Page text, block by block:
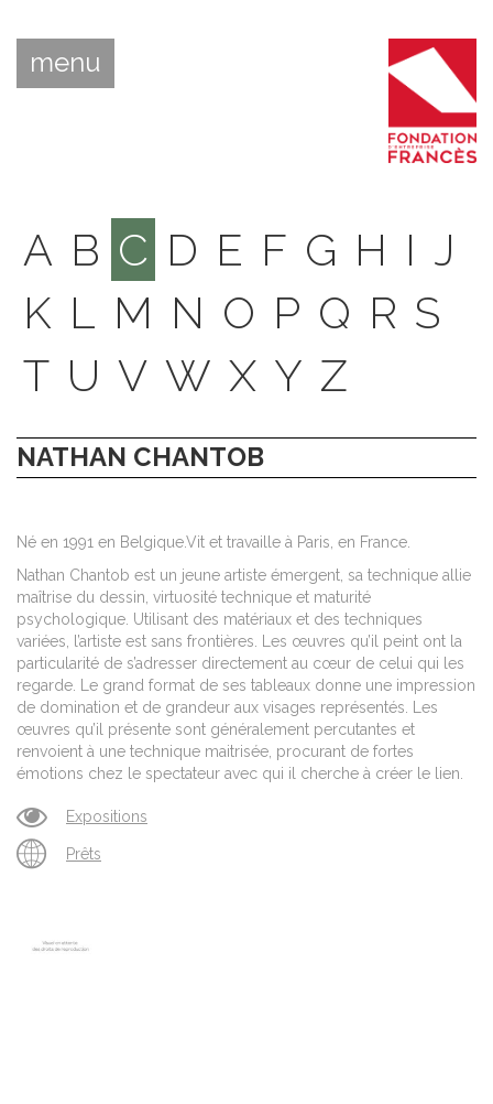
menu
A B C D E F G H I J
K L M N O P Q R S
T U V W X Y Z
NATHAN CHANTOB
Né en 1991 en Belgique.Vit et travaille à Paris, en France.
Nathan Chantob est un jeune artiste émergent, sa technique allie
maîtrise du dessin, virtuosité technique et maturité
psychologique. Utilisant des matériaux et des techniques
variées, l’artiste est sans frontières. Les œuvres qu’il peint ont la
particularité de s’adresser directement au cœur de celui qui les
regarde. Le grand format de ses tableaux donne une impression
de domination et de grandeur aux visages représentés. Les
œuvres qu’il présente sont généralement percutantes et
renvoient à une technique maitrisée, procurant de fortes
émotions chez le spectateur avec qui il cherche à créer le lien.
Expositions
Prêts